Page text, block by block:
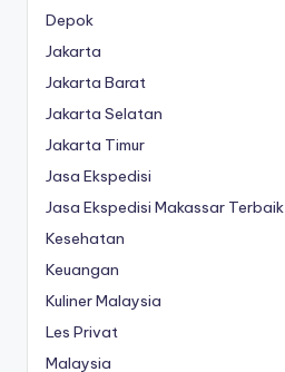
Depok
Jakarta
Jakarta Barat
Jakarta Selatan
Jakarta Timur
Jasa Ekspedisi
Jasa Ekspedisi Makassar Terbaik
Kesehatan
Keuangan
Kuliner Malaysia
Les Privat
Malaysia